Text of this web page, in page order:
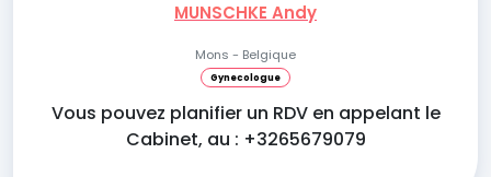
MUNSCHKE Andy
Mons - Belgique
Gynecologue
Vous pouvez planifier un RDV en appelant le
Cabinet, au : +3265679079